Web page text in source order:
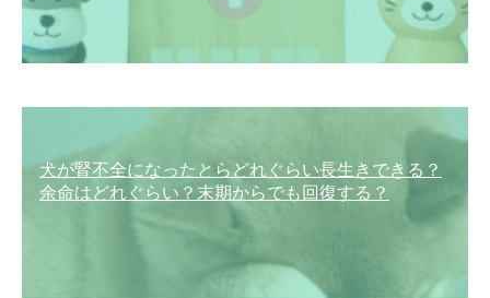
犬が腎不全になったとらどれぐらい長生きできる？
余命はどれぐらい？末期からでも回復する？